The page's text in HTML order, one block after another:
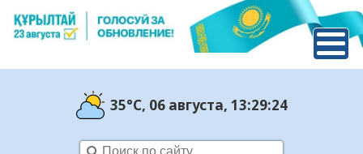
35°C, 06 августа, 13:29:25